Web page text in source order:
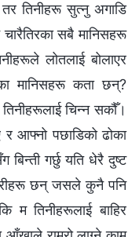
तिनीहरू सुत्‍नु अगाडि
सबै मानिसहरू
लोतलाई बोलाएर
मानिसहरू कता छन्?
तिनीहरूलाई चिन्‍न सकौँ।
र आफ्नो पछाडिको ढोका
गर्छु यति धेरै दुष्ट
छन् जसले कुनै पनि
म तिनीहरूलाई बाहिर